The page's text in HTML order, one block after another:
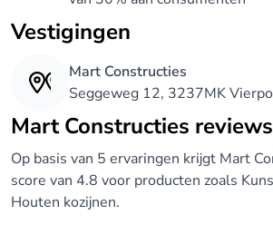
Vestigingen
Mart Constructies
Seggeweg 12, 3237MK
Mart Constructies
Op basis van 5 ervaringen krijgt Mart
score van 4.8 voor producten zoals
Houten kozijnen.